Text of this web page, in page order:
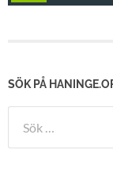
SÖK PÅ
efter: